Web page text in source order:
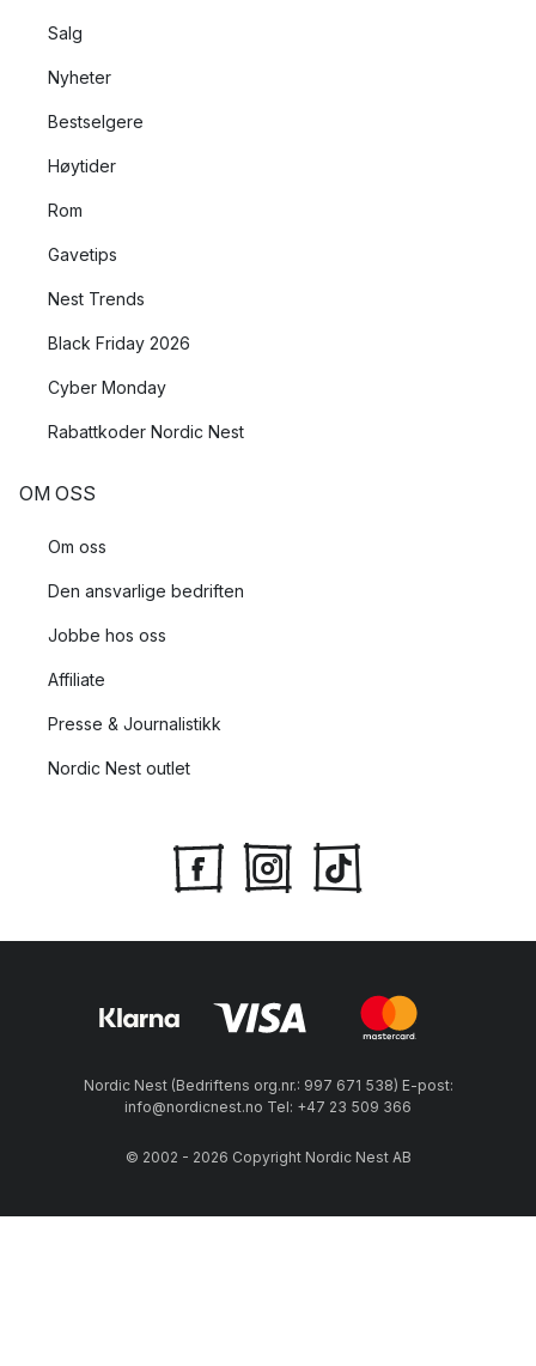
Salg
Nyheter
Bestselgere
Høytider
Rom
Gavetips
Nest Trends
Black Friday 2026
Cyber Monday
Rabattkoder Nordic Nest
OM OSS
Om oss
Den ansvarlige bedriften
Jobbe hos oss
Affiliate
Presse & Journalistikk
Nordic Nest outlet
Nordic Nest (Bedriftens org.nr.: 997 671 538) E-post:
info@nordicnest.no Tel: +47 23 509 366
© 2002 - 2026 Copyright Nordic Nest AB